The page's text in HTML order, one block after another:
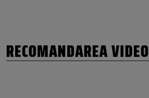
RECOMANDAREA VIDEO